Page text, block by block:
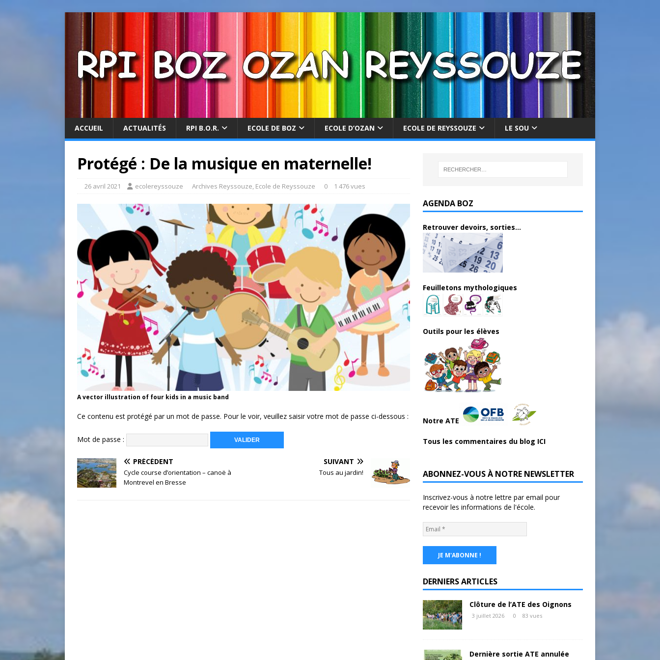
ACCUEIL ACTUALITÉS RPI B.O.R. ECOLE DE BOZ ECOLE D’OZAN ECOLE DE REYSSOUZE LE SOU
Protégé : De la musique en maternelle!
26 avril 2021 ecolereyssouze Archives Reyssouze, Ecole de Reyssouze 0 1 476 vues
A vector illustration of four kids in a music band
Ce contenu est protégé par un mot de passe. Pour le voir, veuillez saisir votre mot de passe ci-dessous :
Mot de passe :
PRÉCÉDENT
Cycle course d’orientation – canoë à
Montrevel en Bresse
SUIVANT
Tous au jardin!
AGENDA BOZ
Retrouver devoirs, sorties...
Feuilletons mythologiques
Outils pour les élèves
Notre ATE
Tous les commentaires du blog ICI
ABONNEZ-VOUS À NOTRE NEWSLETTER
Inscrivez-vous à notre lettre par email pour
recevoir les informations de l'école.
DERNIERS ARTICLES
Clôture de l’ATE des Oignons
3 juillet 2026 0 83 vues
Dernière sortie ATE annulée